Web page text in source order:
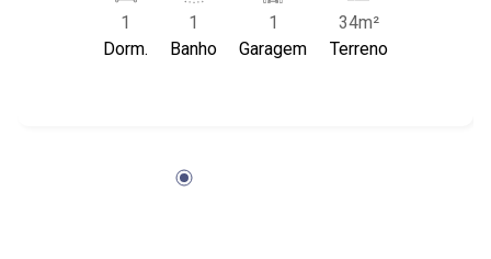
1
Dorm.
1
Banho
1
Garagem
34m²
Terreno